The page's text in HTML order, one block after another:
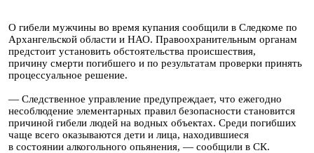
О гибели мужчины во время купания сообщили в Следкоме по
Архангельской области и НАО. Правоохранительным органам
предстоит установить обстоятельства происшествия,
причину смерти погибшего и по результатам проверки принять
процессуальное решение.
— Следственное управление предупреждает, что ежегодно
несоблюдение элементарных правил безопасности становится
причиной гибели людей на водных объектах. Среди погибших
чаще всего оказываются дети и лица, находившиеся
в состоянии алкогольного опьянения, — сообщили в СК.